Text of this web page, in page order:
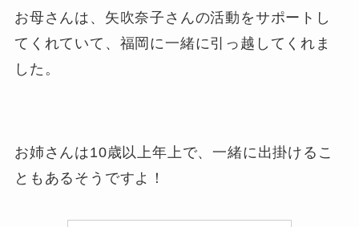
お母さんは、矢吹奈子さんの活動をサポートし
てくれていて、福岡に一緒に引っ越してくれま
した。
お姉さんは10歳以上年上で、一緒に出掛けるこ
ともあるそうですよ！